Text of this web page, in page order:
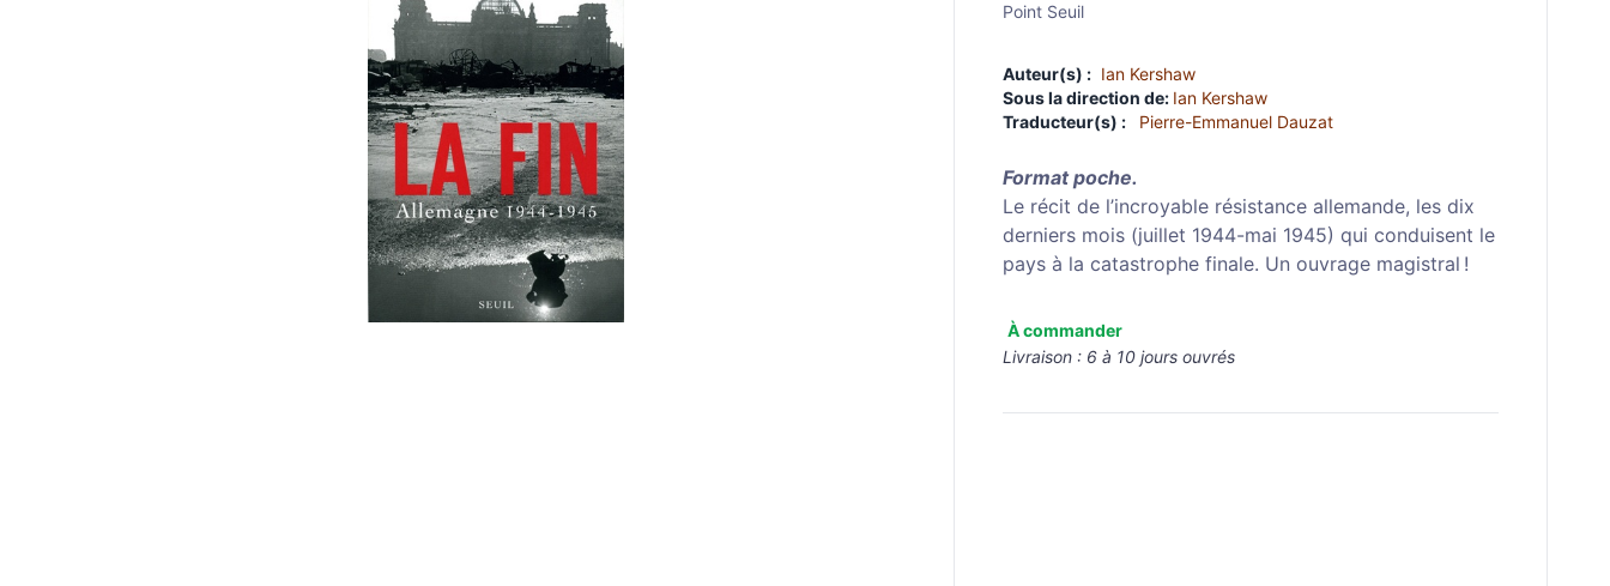
Point Seuil
Auteur(s) : Ian Kershaw
Sous la direction de: Ian Kershaw
Traducteur(s) :
Pierre-Emmanuel Dauzat
Format poche.
Le récit de l’incroyable résistance allemande, les dix
derniers mois (juillet 1944-mai 1945) qui conduisent le
pays à la catastrophe finale. Un ouvrage magistral !
À commander
Livraison : 6 à 10 jours ouvrés